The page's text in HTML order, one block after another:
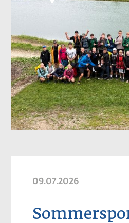
09.07.2026